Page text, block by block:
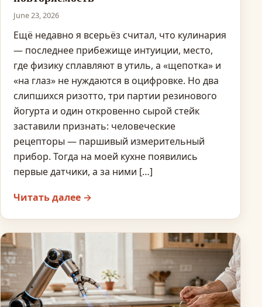
June 23, 2026
Ещё недавно я всерьёз считал, что кулинария
— последнее прибежище интуиции, место,
где физику сплавляют в утиль, а «щепотка» и
«на глаз» не нуждаются в оцифровке. Но два
слипшихся ризотто, три партии резинового
йогурта и один откровенно сырой стейк
заставили признать: человеческие
рецепторы — паршивый измерительный
прибор. Тогда на моей кухне появились
первые датчики, а за ними […]
Читать далее →